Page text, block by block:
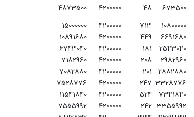
4873500
4200000 48 673500
15000000
4200000 713 10800000
10891680
4200000 449 6691680
6743040
4200000 181 2543040
7182960
4200000 208 2982960
7082880
4200000 201 2882880
7528776
4200000 247 3328776
11541840
4200000 524 7341840
7555992
4200000 242 3355992